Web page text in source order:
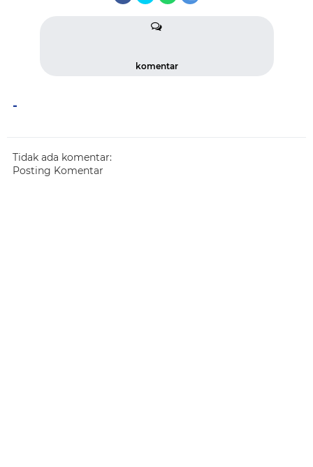
komentar
-
Tidak ada komentar:
Posting Komentar